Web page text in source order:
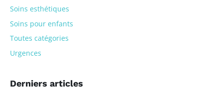
Soins esthétiques
Soins pour enfants
Toutes catégories
Urgences
Derniers articles